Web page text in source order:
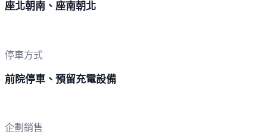
座北朝南、座南朝北
停車方式
前院停車、預留充電設備
企劃銷售